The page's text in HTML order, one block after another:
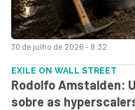
30 de julho de 2026 - 8:32
EXILE ON WALL STREET
Rodolfo Amstalden:
sobre as